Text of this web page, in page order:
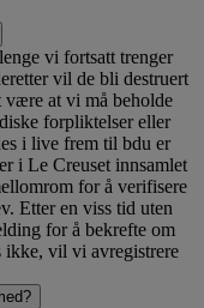
vi fortsatt trenger
vil de bli destruert
være at vi må beholde
forpliktelser eller
i live frem til bdu er
i Le Creuset innsamlet
for å verifisere
Etter en viss tid uten
for å bekrefte om
ikke, vil vi avregistrere